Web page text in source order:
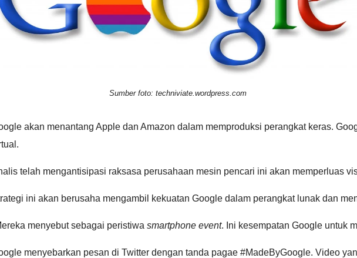
Sumber foto: techniviate.wordpress.com
akan menantang Apple dan Amazon dalam memproduksi perangkat keras.
telah mengantisipasi raksasa perusahaan mesin pencari ini akan memperluas
ini akan berusaha mengambil kekuatan Google dalam perangkat lunak dan
menyebut sebagai peristiwa smartphone event. Ini kesempatan Google untuk
menyebarkan pesan di Twitter dengan tanda pagae #MadeByGoogle. Video